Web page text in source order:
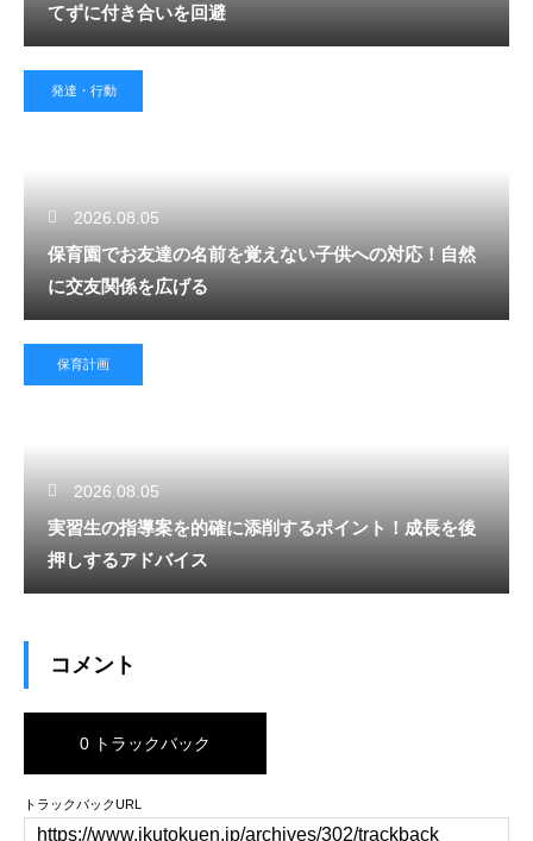
てずに付き合いを回避
発達・行動
2026.08.05
保育園でお友達の名前を覚えない子供への対応！自然
に交友関係を広げる
保育計画
2026.08.05
実習生の指導案を的確に添削するポイント！成長を後
押しするアドバイス
コメント
0 トラックバック
トラックバックURL